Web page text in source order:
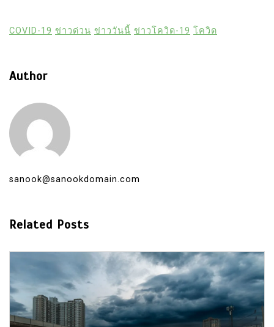
COVID-19 ข่าวด่วน ข่าววันนี้ ข่าวโควิด-19 โควิด
Author
sanook@sanookdomain.com
Related Posts